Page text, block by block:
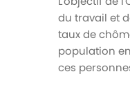
du travail et
taux de
population
ces